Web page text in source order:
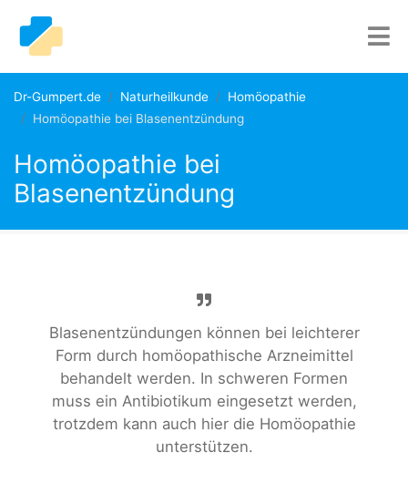
Dr-Gumpert.de Naturheilkunde
Homöopathie
Homöopathie bei Blasenentzündung
Homöopathie bei
Blasenentzündung
Blasenentzündungen können bei leichterer
Form durch homöopathische Arzneimittel
behandelt werden. In schweren Formen
muss ein Antibiotikum eingesetzt werden,
trotzdem kann auch hier die Homöopathie
unterstützen.